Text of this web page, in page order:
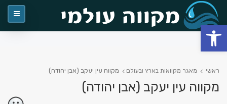
ראשי מאגר מקוואות בארץ ובעולם מקווה עין יעקב (אבן יהודה)
מקווה עין יעקב (אבן יהודה)
פתח סרגל נגישות